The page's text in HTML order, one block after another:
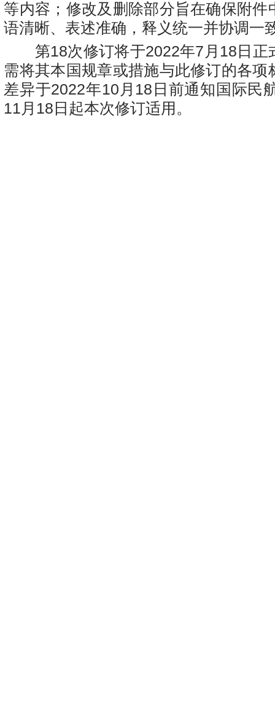
等内容；修改及删除部分旨在确保附件
语清晰、表述准确，释义统一并协调一
第18次修订将于2022年7月18日正
需将其本国规章或措施与此修订的各项
差异于2022年10月18日前通知国际民
11月18日起本次修订适用。